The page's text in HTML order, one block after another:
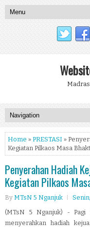
Home » PRESTASI »
Kegiatan Pilkaos Masa
Penyerahan Hadiah
Kegiatan Pilkaos
By MTsN 5 Nganjuk
(MTsN 5 Nganjuk) - Pagi
menyerahkan hadiah